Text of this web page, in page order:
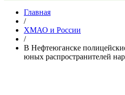
Главная
/
ХМАО и России
/
В Нефтеюганске
юных распространителей